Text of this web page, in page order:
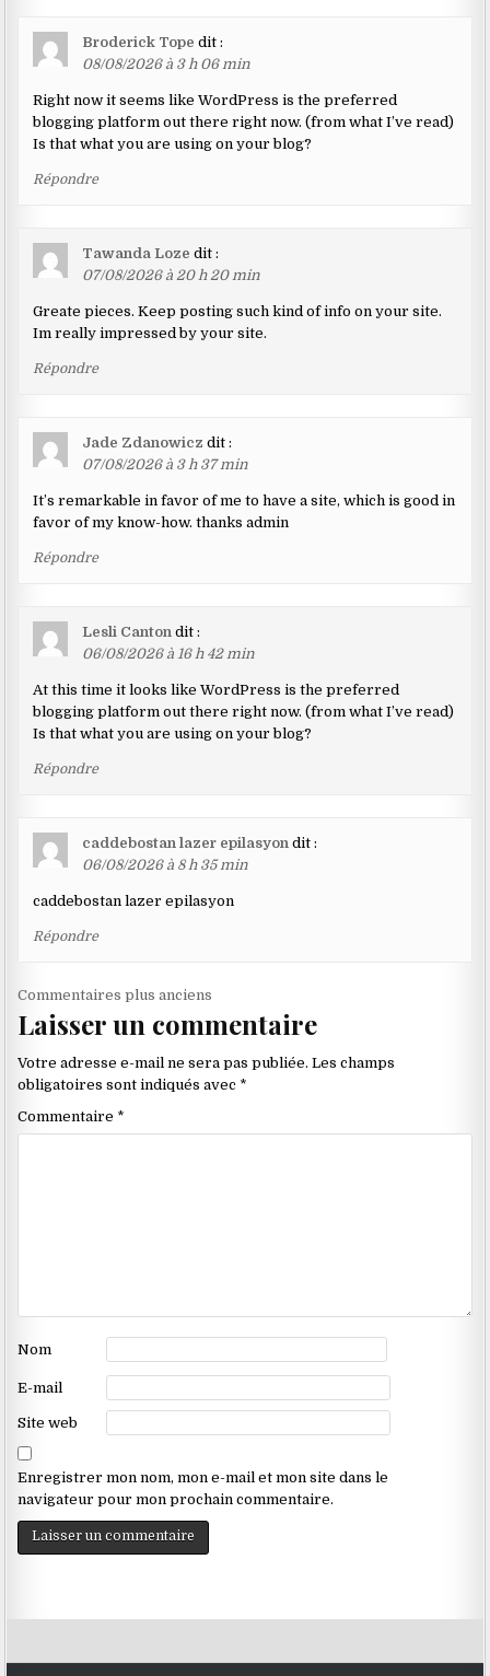
Broderick Tope dit :
08/08/2026 à 3 h 06 min
Right now it seems like WordPress is the preferred
blogging platform out there right now. (from what I’ve read)
Is that what you are using on your blog?
Répondre
Tawanda Loze dit :
07/08/2026 à 20 h 20 min
Greate pieces. Keep posting such kind of info on your site.
Im really impressed by your site.
Répondre
Jade Zdanowicz dit :
07/08/2026 à 3 h 37 min
It’s remarkable in favor of me to have a site, which is good in
favor of my know-how. thanks admin
Répondre
Lesli Canton dit :
06/08/2026 à 16 h 42 min
At this time it looks like WordPress is the preferred
blogging platform out there right now. (from what I’ve read)
Is that what you are using on your blog?
Répondre
caddebostan lazer epilasyon dit :
06/08/2026 à 8 h 35 min
caddebostan lazer epilasyon
Répondre
Navigation
dans
les
commentaires
Commentaires plus anciens
Laisser un commentaire
Votre adresse e-mail ne sera pas publiée. Les champs
obligatoires sont indiqués avec *
Commentaire *
Nom
E-mail
Site web
Enregistrer mon nom, mon e-mail et mon site dans le
navigateur pour mon prochain commentaire.